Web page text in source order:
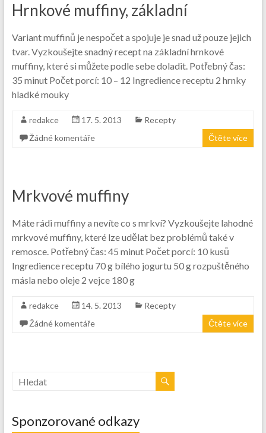
Hrnkové muffiny, základní
Variant muffinů je nespočet a spojuje je snad už pouze jejich
tvar. Vyzkoušejte snadný recept na základní hrnkové
muffiny, které si můžete podle sebe doladit. Potřebný čas:
35 minut Počet porcí: 10 – 12 Ingredience receptu 2 hrnky
hladké mouky
redakce 17. 5. 2013
Recepty
Žádné komentáře
Čtěte více
Mrkvové muffiny
Máte rádi muffiny a nevíte co s mrkví? Vyzkoušejte lahodné
mrkvové muffiny, které lze udělat bez problémů také v
remosce. Potřebný čas: 45 minut Počet porcí: 10 kusů
Ingredience receptu 70 g bílého jogurtu 50 g rozpuštěného
másla nebo oleje 2 vejce 180 g
redakce 14. 5. 2013
Recepty
Žádné komentáře
Čtěte více
Sponzorované odkazy